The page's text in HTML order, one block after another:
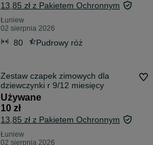
13,85 zł z Pakietem Ochronnym
Łuniew
02 sierpnia 2026
80 Pudrowy róż
Zestaw czapek zimowych dla
dziewczynki r 9/12 miesięcy
Używane
10 zł
13,85 zł z Pakietem Ochronnym
Łuniew
02 sierpnia 2026